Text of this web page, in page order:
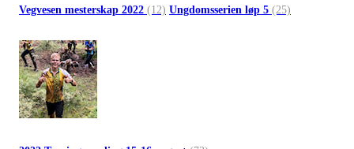
Vegvesen mesterskap 2022 (12) Ungdomsserien løp 5 (25)